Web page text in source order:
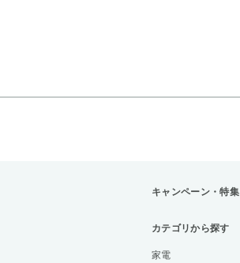
キャンペーン・特集
カテゴリから探す
家電